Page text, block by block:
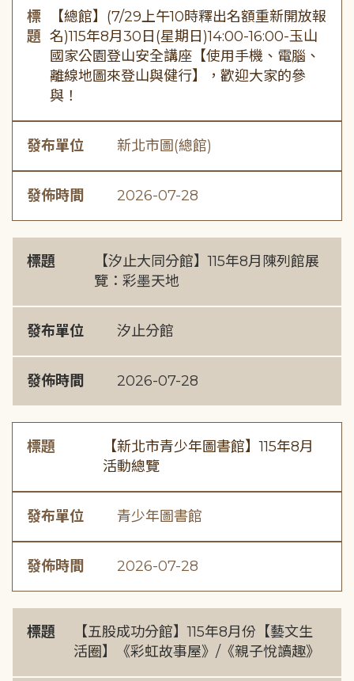
標
題
【總館】(7/29上午10時釋出名額重新開放報
名)115年8月30日(星期日)14:00-16:00-玉山
國家公園登山安全講座【使用手機、電腦、
離線地圖來登山與健行】，歡迎大家的參
與！
發布單位 新北市圖(總館)
發佈時間 2026-07-28
標題
【汐止大同分館】115年8月陳列館展
覽：彩墨天地
發布單位 汐止分館
發佈時間 2026-07-28
標題
【新北市青少年圖書館】115年8月
活動總覽
發布單位 青少年圖書館
發佈時間 2026-07-28
標題
【五股成功分館】115年8月份【藝文生
活圈】《彩虹故事屋》/《親子悅讀趣》